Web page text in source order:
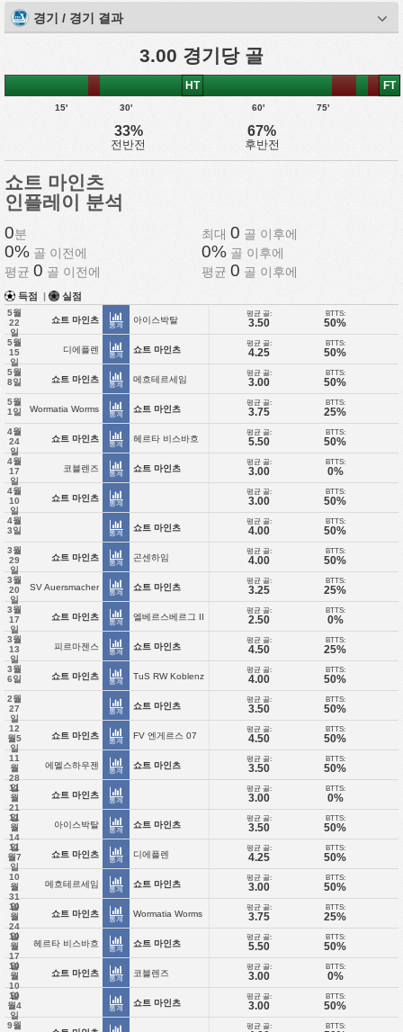
경기 / 경기 결과
3.00 경기당 골
15' 30'
HT
60' 75'
FT
33%
전반전
67%
후반전
쇼트 마인츠
인플레이 분석
0분 최대 0 골 이후에
0% 골 이전에 0% 골 이후에
평균 0 골 이전에 평균 0 골 이후에
득점 실점
5월
22
일
쇼트 마인츠
통계
아이스박탈
평균 골:
3.50
BTTS:
50%
5월
15
일
디에플렌
통계
쇼트 마인츠
평균 골:
4.25
BTTS:
50%
5월
8일
쇼트 마인츠
통계
메흐테르세임
평균 골:
3.00
BTTS:
50%
5월
1일
Wormatia Worms
통계
쇼트 마인츠
평균 골:
3.75
BTTS:
25%
4월
24
일
쇼트 마인츠
통계
헤르타 비스바흐
평균 골:
5.50
BTTS:
50%
4월
17
일
코블렌즈
통계
쇼트 마인츠
평균 골:
3.00
BTTS:
0%
4월
10
일
쇼트 마인츠
통계
평균 골:
3.00
BTTS:
50%
4월
3일
통계
쇼트 마인츠
평균 골:
4.00
BTTS:
50%
3월
29
일
쇼트 마인츠
통계
곤센하임
평균 골:
4.00
BTTS:
50%
3월
20
일
SV Auersmacher
통계
쇼트 마인츠
평균 골:
3.25
BTTS:
25%
3월
17
일
쇼트 마인츠
통계
엘베르스베르그 II
평균 골:
2.50
BTTS:
0%
3월
13
일
피르마젠스
통계
쇼트 마인츠
평균 골:
4.50
BTTS:
25%
3월
6일
쇼트 마인츠
통계
TuS RW Koblenz
평균 골:
4.00
BTTS:
50%
2월
27
일
통계
쇼트 마인츠
평균 골:
3.50
BTTS:
50%
12
월5
일
쇼트 마인츠
통계
FV 엔게르스 07
평균 골:
4.50
BTTS:
50%
11
월
28
일
에멜스하우젠
통계
쇼트 마인츠
평균 골:
3.50
BTTS:
50%
11
월
21
일
쇼트 마인츠
통계
평균 골:
3.00
BTTS:
0%
11
월
14
일
아이스박탈
통계
쇼트 마인츠
평균 골:
3.50
BTTS:
50%
11
월7
일
쇼트 마인츠
통계
디에플렌
평균 골:
4.25
BTTS:
50%
10
월
31
일
메흐테르세임
통계
쇼트 마인츠
평균 골:
3.00
BTTS:
50%
10
월
24
일
쇼트 마인츠
통계
Wormatia Worms
평균 골:
3.75
BTTS:
25%
10
월
17
일
헤르타 비스바흐
통계
쇼트 마인츠
평균 골:
5.50
BTTS:
50%
10
월
10
일
쇼트 마인츠
통계
코블렌즈
평균 골:
3.00
BTTS:
0%
10
월4
일
통계
쇼트 마인츠
평균 골:
3.00
BTTS:
50%
9월
평균 골: BTTS: